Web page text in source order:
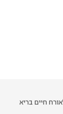
חיים בריא